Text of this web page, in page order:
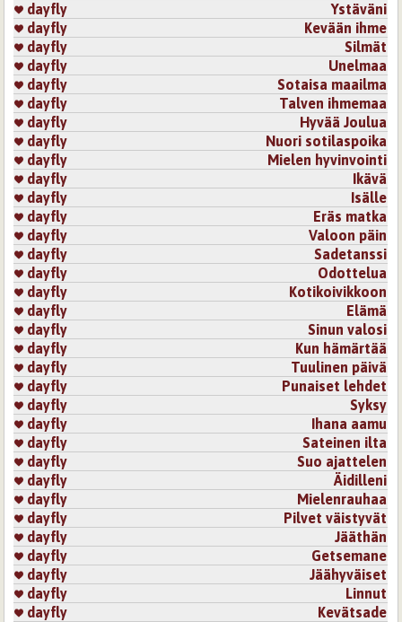
dayfly
Ystäväni
dayfly
Kevään ihme
dayfly
Silmät
dayfly
Unelmaa
dayfly
Sotaisa maailma
dayfly
Talven ihmemaa
dayfly
Hyvää Joulua
dayfly
Nuori sotilaspoika
dayfly
Mielen hyvinvointi
dayfly
Ikävä
dayfly
Isälle
dayfly
Eräs matka
dayfly
Valoon päin
dayfly
Sadetanssi
dayfly
Odottelua
dayfly
Kotikoivikkoon
dayfly
Elämä
dayfly
Sinun valosi
dayfly
Kun hämärtää
dayfly
Tuulinen päivä
dayfly
Punaiset lehdet
dayfly
Syksy
dayfly
Ihana aamu
dayfly
Sateinen ilta
dayfly
Suo ajattelen
dayfly
Äidilleni
dayfly
Mielenrauhaa
dayfly
Pilvet väistyvät
dayfly
Jääthän
dayfly
Getsemane
dayfly
Jäähyväiset
dayfly
Linnut
dayfly
Kevätsade